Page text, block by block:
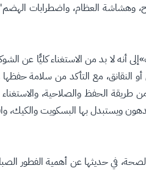
وهشاشة العظام، واضطرابات
أنه لا بد من الاستغناء كليًّا عن
النقانق، مع التأكد من سلامة
طريقة الحفظ والصلاحية،
ويستبدل بها البسكويت والكيك،
الصحة، في حديثها عن أهمية الفطور